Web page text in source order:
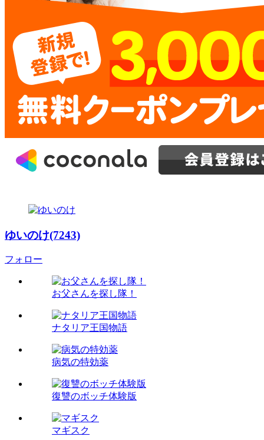
ゆいのけ(7243)
フォロー
お父さんを探し隊！
ナタリア王国物語
病気の特効薬
復讐のボッチ体験版
マギスク